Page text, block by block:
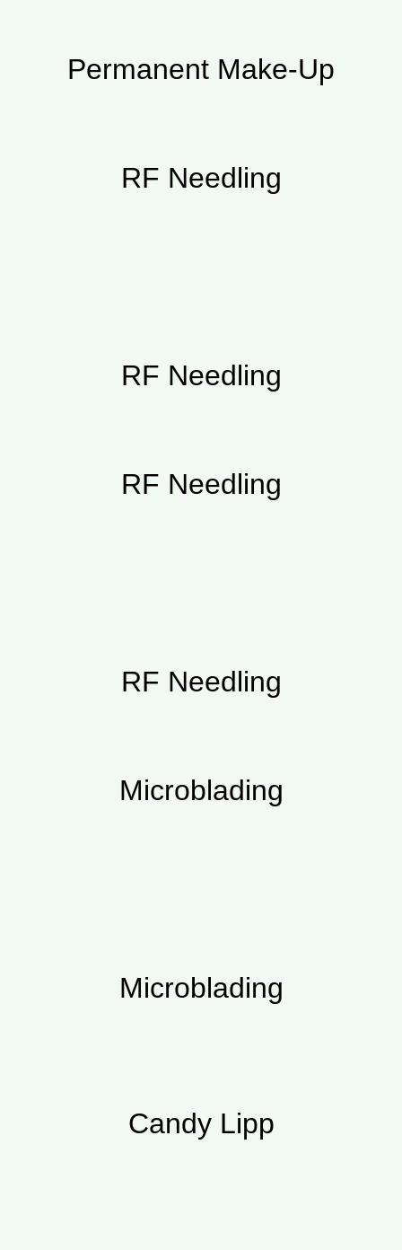
Permanent Make-Up
RF Needling
RF Needling
RF Needling
RF Needling
Microblading
Microblading
Candy Lipp